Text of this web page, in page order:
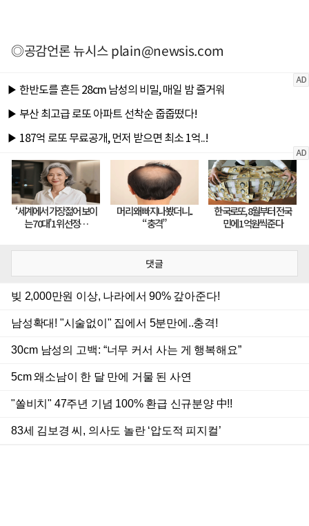
◎공감언론 뉴시스plain@newsis.com
댓글